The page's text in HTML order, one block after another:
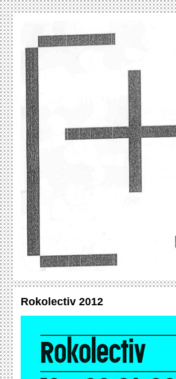
Rokolectiv 2012